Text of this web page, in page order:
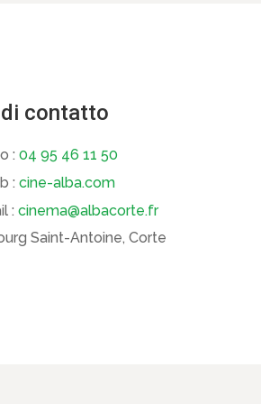
contatto
: 04 95 46 11 50
: cine-alba.com
:cinema@albacorte.fr
Saint-Antoine, Corte